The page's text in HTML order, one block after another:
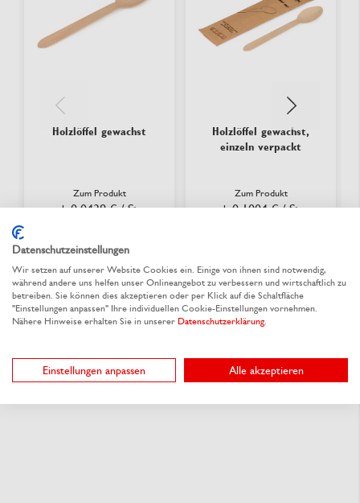
Holzlöffel gewachst
Zum Produkt
ab 0,0438 € / St.
lieferbar
Holzlöffel gewachst,
einzeln verpackt
Zum Produkt
ab 0,1004 € / St.
Datenschutzeinstellungen
Wir setzen auf unserer Website Cookies ein. Einige von ihnen sind notwendig,
während andere uns helfen unser Onlineangebot zu verbessern und wirtschaftlich zu
betreiben. Sie können dies akzeptieren oder per Klick auf die Schaltfläche
"Einstellungen anpassen" Ihre individuellen Cookie-Einstellungen vornehmen.
Nähere Hinweise erhalten Sie in unserer Datenschutzerklärung
Einstellungen anpassen Alle akzeptieren